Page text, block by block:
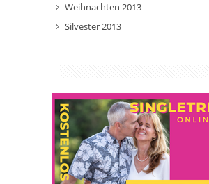
Weihnachten 2013
Silvester 2013